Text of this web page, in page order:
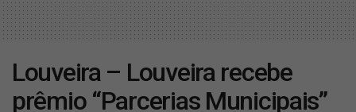
Louveira – Louveira recebe
prêmio “Parcerias Municipais”